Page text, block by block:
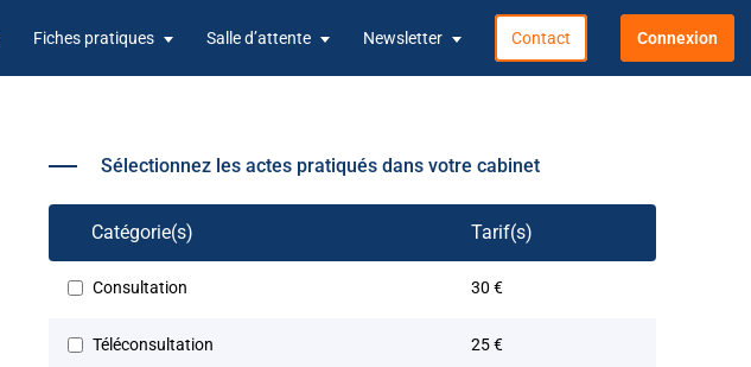
Fiches pratiques Salle d’attente Newsletter Contact Connexion
Sélectionnez les actes pratiqués dans votre cabinet
Catégorie(s) Tarif(s)
Consultation 30 €
Téléconsultation 25 €